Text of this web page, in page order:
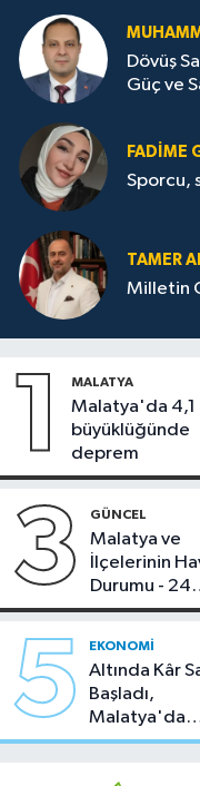
Dövüş
Güç ve
FADIME
Sporcu,
TAMER
Milletin
1 MALATYA
Malatya'da 4,1
büyüklüğünde
deprem
3 GÜNCEL
Malatya ve
İlçelerinin
Durumu - 24
Temmuz
5 EKONOMI
Altında Kâr
Başladı,
Malatya'da
Makas Ne